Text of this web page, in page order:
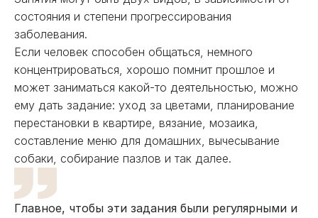
состояния и степени прогрессирования
заболевания.
Если человек способен общаться, немного
концентрироваться, хорошо помнит прошлое и
может заниматься какой-то деятельностью, можно
ему дать задание: уход за цветами, планирование
перестановки в квартире, вязание, мозаика,
составление меню для домашних, вычесывание
собаки, собирание пазлов и так далее.
Главное, чтобы эти задания были регулярными и